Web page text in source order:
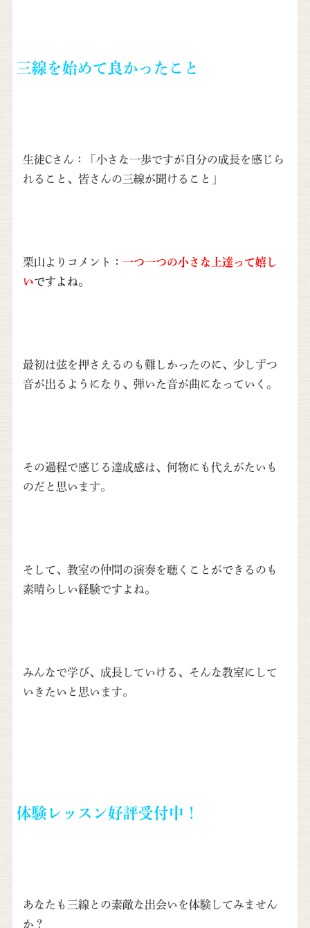
三線を始めて良かったこと
生徒Cさん：「小さな一歩ですが自分の成長を感じら
れること、皆さんの三線が聞けること」
栗山よりコメント： 一つ一つの小さな上達って嬉し
いですよね。
最初は弦を押さえるのも難しかったのに、少しずつ
音が出るようになり、弾いた音が曲になっていく。
その過程で感じる達成感は、何物にも代えがたいも
のだと思います。
そして、教室の仲間の演奏を聴くことができるのも
素晴らしい経験ですよね。
みんなで学び、成長していける、そんな教室にして
いきたいと思います。
体験レッスン好評受付中！
あなたも三線との素敵な出会いを体験してみません
か？